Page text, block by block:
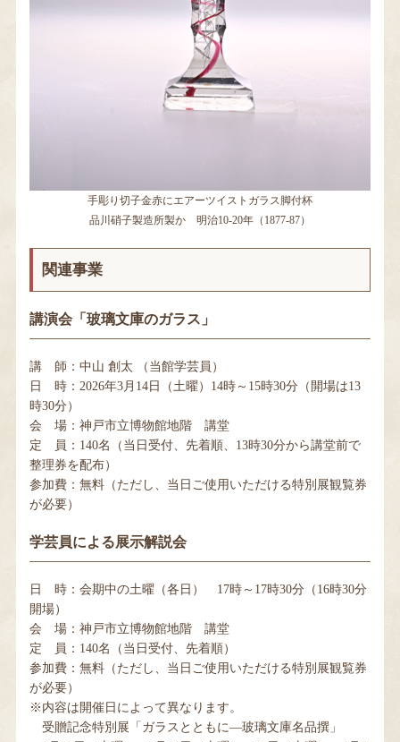
手彫り切子金赤にエアーツイストガラス脚付杯
品川硝子製造所製か 明治10-20年（1877-87）
関連事業
講演会「玻璃文庫のガラス」
講 師：中山 創太 （当館学芸員）
日 時：2026年3月14日（土曜）14時～15時30分（開場は13
時30分）
会 場：神戸市立博物館地階 講堂
定 員：140名（当日受付、先着順、13時30分から講堂前で
整理券を配布）
参加費：無料（ただし、当日ご使用いただける特別展観覧券
が必要）
学芸員による展示解説会
日 時：会期中の土曜（各日） 17時～17時30分（16時30分
開場）
会 場：神戸市立博物館地階 講堂
定 員：140名（当日受付、先着順）
参加費：無料（ただし、当日ご使用いただける特別展観覧券
が必要）
※内容は開催日によって異なります。
受贈記念特別展「ガラスとともに―玻璃文庫名品撰」